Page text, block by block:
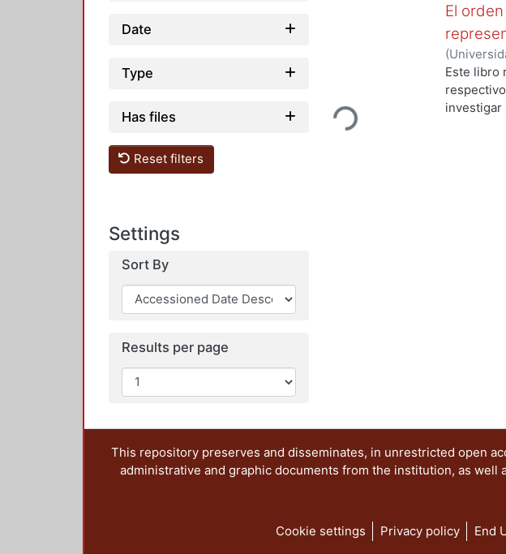
Date
Type
Has files
Reset filters
Settings
Sort By
Results per page
Loading...
El
(
Sociales
Este libro
investigar
This repository preserves and disseminates, in unrestricted open
administrative and graphic documents from the institution, as
Cookie settings Privacy policy End